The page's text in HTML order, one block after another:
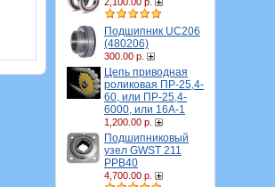
Подшипник UC206
(480206)
300.00 р.
Цепь приводная
роликовая ПР-25,4-
60, или ПР-25,4-
6000, или 16A-1
1,200.00 р.
Подшипниковый
узел GWST 211
PPB40
4,700.00 р.